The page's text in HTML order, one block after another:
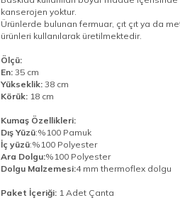
kanserojen yoktur.
Ürünlerde bulunan fermuar, çıt çıt ya da
ürünleri kullanılarak üretilmektedir.
Ölçü:
En: 35 cm
Yükseklik: 38 cm
Körük: 18 cm
Kumaş Özellikleri:
Dış Yüzü:%100 Pamuk
İç yüzü:%100 Polyester
Ara Dolgu:%100 Polyester
Dolgu Malzemesi:4 mm thermoflex dolgu
Paket İçeriği: 1 Adet Çanta